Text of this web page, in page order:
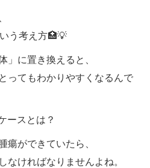
う考え方🏥💡
」に置き換えると、
ってもわかりやすくなるんで
ースとは？
瘍ができていたら、
なければなりませんよね。